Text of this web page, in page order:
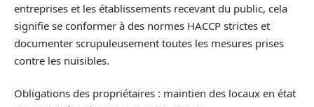
entreprises et les établissements recevant du public, cela
signifie se conformer à des normes HACCP strictes et
documenter scrupuleusement toutes les mesures prises
contre les nuisibles.
Obligations des propriétaires : maintien des locaux en état